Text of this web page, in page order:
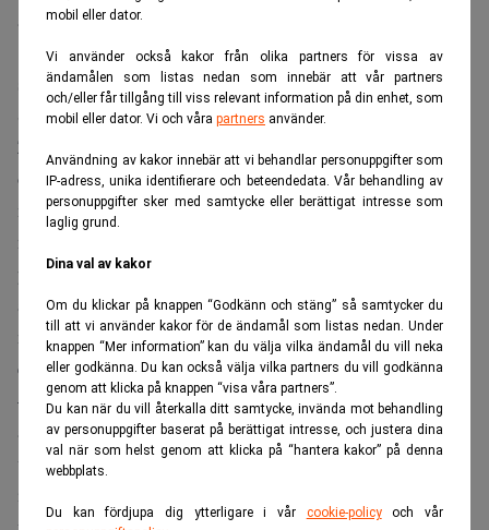
mobil eller dator.
Vi använder också kakor från olika partners för vissa av
ändamålen som listas nedan som innebär att vår partners
och/eller får tillgång till viss relevant information på din enhet, som
mobil eller dator. Vi och våra partners använder.
Användning av kakor innebär att vi behandlar personuppgifter som
IP-adress, unika identifierare och beteendedata. Vår behandling av
personuppgifter sker med samtycke eller berättigat intresse som
laglig grund.
Dina val av kakor
Om du klickar på knappen “Godkänn och stäng” så samtycker du
till att vi använder kakor för de ändamål som listas nedan. Under
knappen “Mer information” kan du välja vilka ändamål du vill neka
eller godkänna. Du kan också välja vilka partners du vill godkänna
genom att klicka på knappen “visa våra partners”.
Du kan när du vill återkalla ditt samtycke, invända mot behandling
av personuppgifter baserat på berättigat intresse, och justera dina
val när som helst genom att klicka på “hantera kakor” på denna
webbplats.
Du kan fördjupa dig ytterligare i vår cookie-policyoch vår
används mest. Hela 99 procent har tillgång till internet och
1.3 miljoner kunder använder dagligen online-banker och
sköter sina betalningar via dator eller mobil, säger
Sylvestre Thenor, Head of Expansion på Zimpler.
Zimpler gjorde 2021 till sitt bästa år hittills med en ökad
omsättning på 134 procent och en ökning av transaktioner
med 176 procent jämfört med året innan. Antalet
nyanställningar ökade under samma period med över 200
procent och bara sedan början av 2022 har företaget
anställt 59 nya medarbetare. Norge blir Zimplers åttonde
marknad och planen framåt är att fortsätta växa och
expandera i samma takt.
– Vi lever i en osäker tid där många fintech-företag och
andra aktörer gör neddragningar och stramar åt sin
verksamhet. Vi ser dock en fortsatt stark tillväxt och har